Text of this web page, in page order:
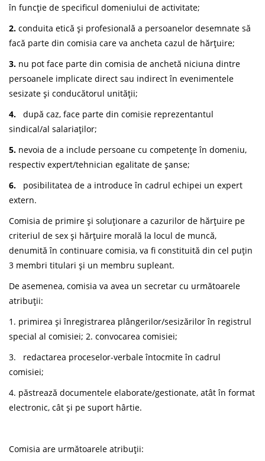
în funcție de specificul domeniului de activitate;
2. conduita etică și profesională a persoanelor desemnate să
facă parte din comisia care va ancheta cazul de hărțuire;
3. nu pot face parte din comisia de anchetă niciuna dintre
persoanele implicate direct sau indirect în evenimentele
sesizate și conducătorul unității;
4. după caz, face parte din comisie reprezentantul
sindical/al salariaților;
5. nevoia de a include persoane cu competențe în domeniu,
respectiv expert/tehnician egalitate de șanse;
6. posibilitatea de a introduce în cadrul echipei un expert
extern.
Comisia de primire și soluționare a cazurilor de hărțuire pe
criteriul de sex și hărțuire morală la locul de muncă,
denumită în continuare comisia, va fi constituită din cel puțin
3 membri titulari și un membru supleant.
De asemenea, comisia va avea un secretar cu următoarele
atribuții:
1. primirea și înregistrarea plângerilor/sesizărilor în registrul
special al comisiei; 2. convocarea comisiei;
3. redactarea proceselor-verbale întocmite în cadrul
comisiei;
4. păstrează documentele elaborate/gestionate, atât în format
electronic, cât și pe suport hârtie.
Comisia are următoarele atribuții: